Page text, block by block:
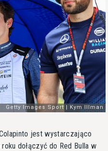
jest wystarczająco
dołączyć do Red Bulla w